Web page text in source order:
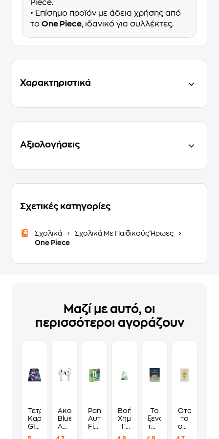
Piece.
• Επίσημο προϊόν με άδεια χρήσης από
το One Piece, ιδανικό για συλλέκτες.
Χαρακτηριστικά
Αξιολογήσεις
Σχετικές κατηγορίες
Σχολικά
Σχολικά Με Παιδικούς Ήρωες
One Piece
Μαζί με αυτό, οι
περισσότεροι αγοράζουν
Τετράδιο
Καρφίτσα
GIM
Ακουστικά
Bluetooth
Apple
Panini
Αυτοκόλλητα
Fifa
Βοήθημα
Χημεία
Γ'
Το
ξενοδοχείο
των
Όταν
το
σώμα